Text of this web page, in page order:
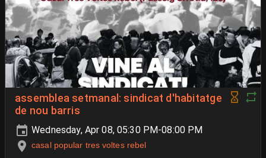
assemblea setmanal: sindicat d'habitatge
de nou barris
Wednesday, Apr 08, 05:30 PM-08:00 PM
casal popular tres voltes rebel